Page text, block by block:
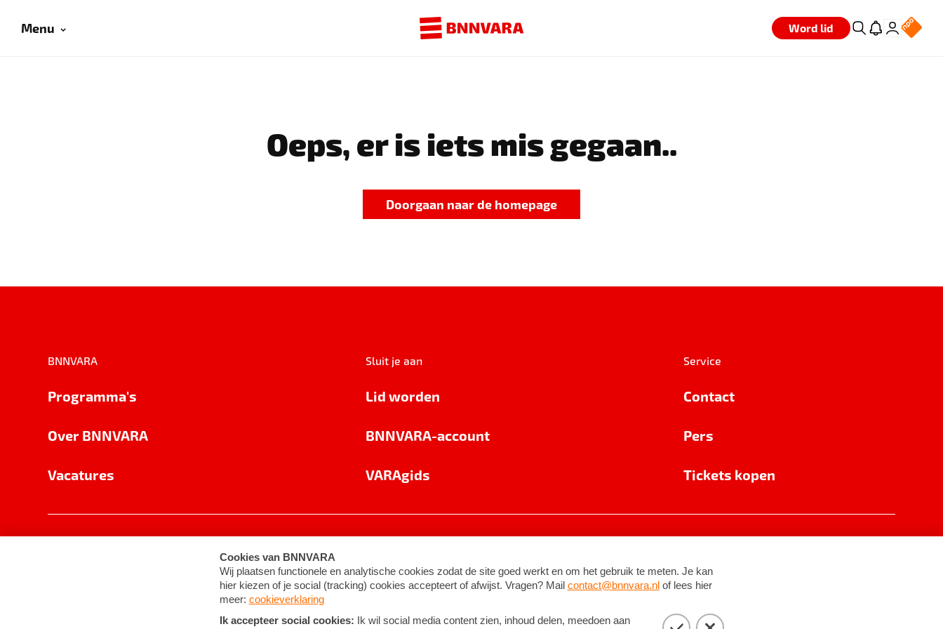
Menu Word lid
Oeps, er is iets mis gegaan..
Doorgaan naar de homepage
BNNVARA
Programma's
Over BNNVARA
Vacatures
Sluit je aan
Lid worden
BNNVARA-account
VARAgids
Service
Contact
Pers
Tickets kopen
Cookie-instellingen Algemene voorwaarden ©2026BNNVARA